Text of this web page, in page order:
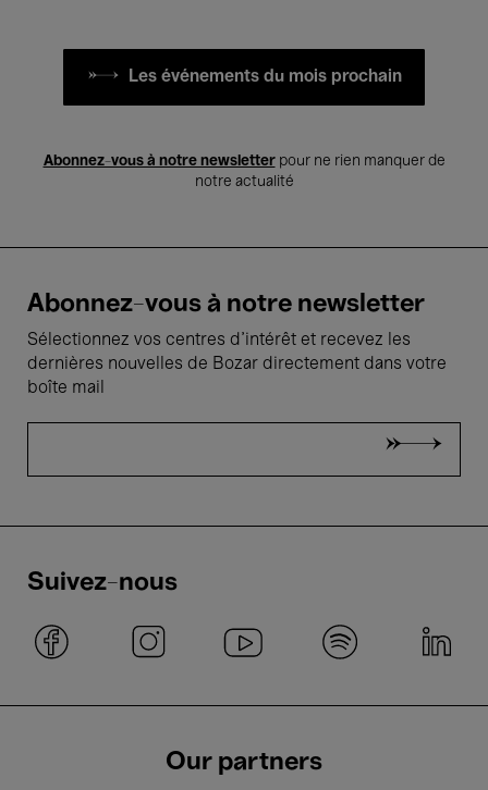
Les événements du mois prochain
Abonnez-vous à notre newsletterpour ne rien manquer de
notre actualité
Abonnez-vous à notre newsletter
Sélectionnez vos centres d'intérêt et recevez les
dernières nouvelles de Bozar directement dans votre
boîte mail
Suivez-nous
Our partners